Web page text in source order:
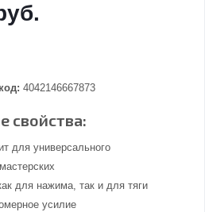
4042146667873
свойства:
для универсального
для нажима, так и для тяги
усилие